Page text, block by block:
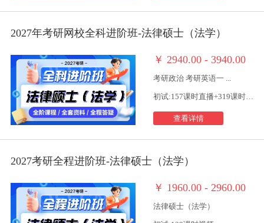
2027年考研网校全科进阶班-法律硕士（法学）
￥ 2940.00 - 3940.00
考研政治 考研英语一 ...
初试:157课时直播+319课时视频
查看详情
2027考研全程进阶班-法律硕士（法学）
￥ 1960.00 - 2960.00
法律硕士（法学）